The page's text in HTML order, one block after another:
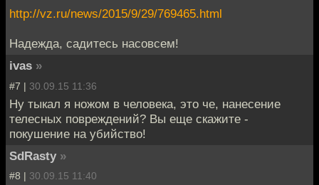
http://vz.ru/news/2015/9/29/769465.html
Надежда, садитесь насовсем!
ivas »
#7 | 30.09.15 11:36
Ну тыкал я ножом в человека, это че, нанесение
телесных повреждений? Вы еще скажите -
покушение на убийство!
SdRasty »
#8 | 30.09.15 11:40